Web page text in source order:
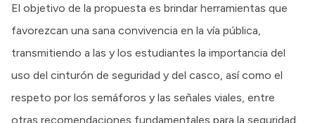
El objetivo de la propuesta es brindar herramientas que
favorezcan una sana convivencia en la vía pública,
transmitiendo a las y los estudiantes la importancia del
uso del cinturón de seguridad y del casco, así como el
respeto por los semáforos y las señales viales, entre
otras recomendaciones fundamentales para la seguridad.